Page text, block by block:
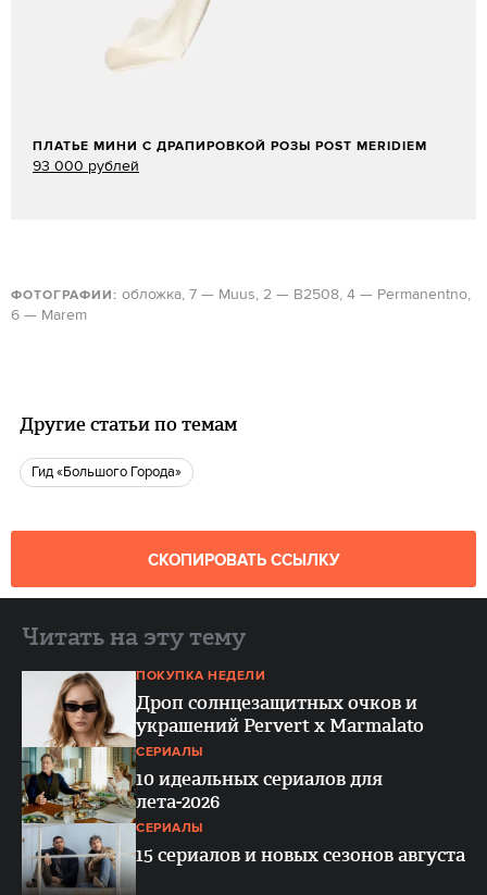
ПЛАТЬЕ МИНИ С ДРАПИРОВКОЙ РОЗЫ POST MERIDIEM
93 000 рублей
ФОТОГРАФИИ: обложка, 7 — Muus, 2 — B2508, 4 — Permanentno,
6 — Marem
Другие статьи по темам
Гид «Большого Города»
СКОПИРОВАТЬ ССЫЛКУ
Читать на эту тему
ПОКУПКА НЕДЕЛИ
Дроп солнцезащитных очков и
украшений Pervert x Marmalato
СЕРИАЛЫ
10 идеальных сериалов для
лета-2026
СЕРИАЛЫ
15 сериалов и новых сезонов августа